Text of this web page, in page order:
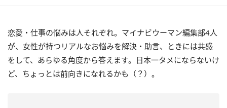
恋愛・仕事の悩みは人それぞれ。マイナビウーマン編集部4人
が、女性が持つリアルなお悩みを解決・助言、ときには共感
をして、あらゆる角度から答えます。日本一タメにならないけ
ど、ちょっとは前向きになれるかも（？）。